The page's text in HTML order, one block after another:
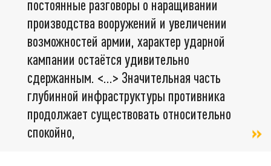
постоянные разговоры о наращивании
производства вооружений и увеличении
возможностей армии, характер ударной
кампании остаётся удивительно
сдержанным. <…> Значительная часть
глубинной инфраструктуры противника
продолжает существовать относительно
спокойно,